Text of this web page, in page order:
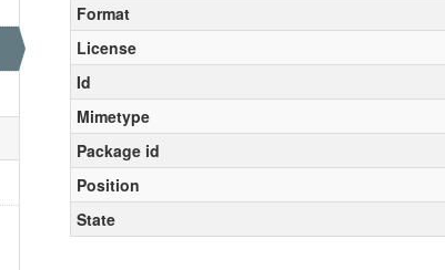
Format
License
Id
Mimetype
Package id
Position
State